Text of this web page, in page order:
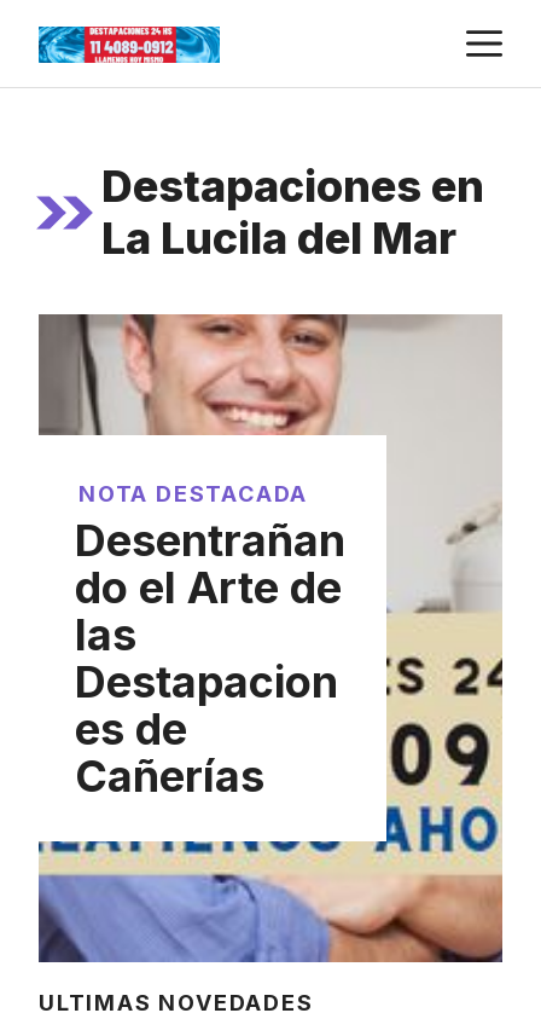
content
Destapaciones en
La Lucila del Mar
NOTA DESTACADA
Desentrañan
do el Arte de
las
Destapacion
es de
Cañerías
ULTIMAS NOVEDADES